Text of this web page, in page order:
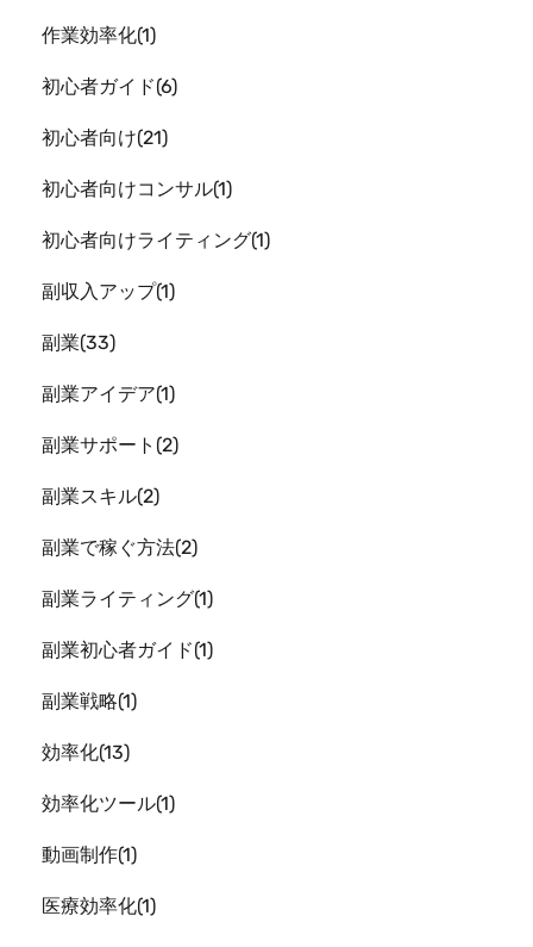
作業効率化 1
初心者ガイド 6
初心者向け 21
初心者向けコンサル 1
初心者向けライティング 1
副収入アップ 1
副業 33
副業アイデア 1
副業サポート 2
副業スキル 2
副業で稼ぐ方法 2
副業ライティング 1
副業初心者ガイド 1
副業戦略 1
効率化 13
効率化ツール 1
動画制作 1
医療効率化 1